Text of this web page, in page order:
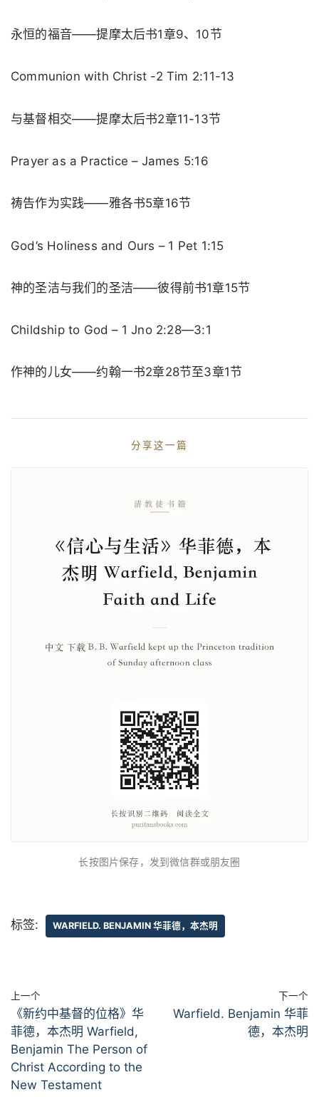
永恒的福音——提摩太后书1章9、10节
Communion with Christ -2 Tim 2:11-13
与基督相交——提摩太后书2章11-13节
Prayer as a Practice – James 5:16
祷告作为实践——雅各书5章16节
God’s Holiness and Ours – 1 Pet 1:15
神的圣洁与我们的圣洁——彼得前书1章15节
Childship to God – 1 Jno 2:28—3:1
作神的儿女——约翰一书2章28节至3章1节
分享这一篇
长按图片保存，发到微信群或朋友圈
标签: WARFIELD. BENJAMIN 华菲德，本杰明
上一个
《新约中基督的位格》华
菲德，本杰明 Warfield,
Benjamin The Person of
Christ According to the
New Testament
下一个
Warfield. Benjamin 华菲
德，本杰明